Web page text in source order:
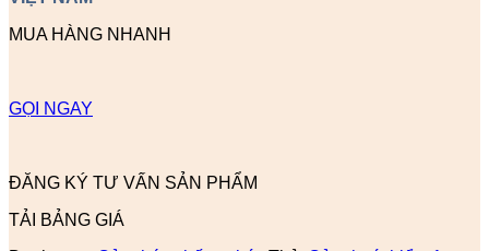
MUA HÀNG NHANH
GỌI NGAY
ĐĂNG KÝ TƯ VẤN SẢN PHẨM
TẢI BẢNG GIÁ